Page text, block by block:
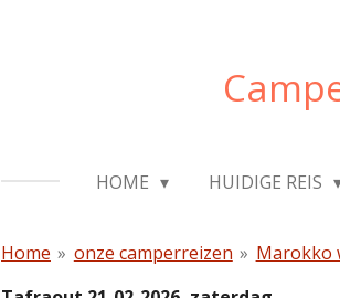
HOME HUIDIGE REIS
Home » onze camperreizen » Marokko